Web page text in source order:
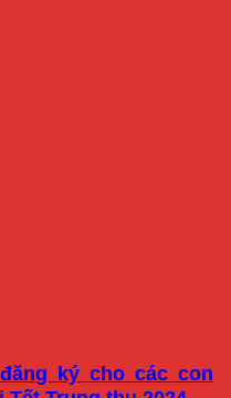
ký cho các con